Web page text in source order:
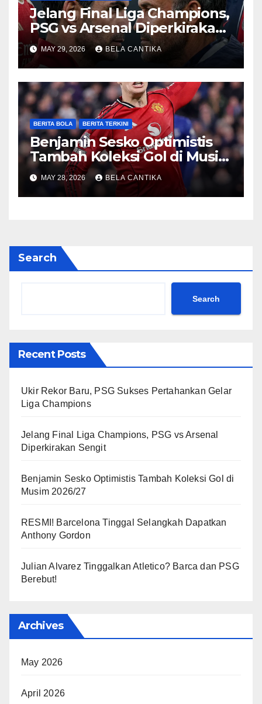
Jelang Final Liga Champions,
PSG vs Arsenal Diperkirakan
Sengit
MAY 29, 2026 BELA CANTIKA
BERITA BOLA BERITA TERKINI
Benjamin Sesko Optimistis
Tambah Koleksi Gol di Musim
2026/27
MAY 28, 2026 BELA CANTIKA
Search
Search
Recent Posts
Ukir Rekor Baru, PSG Sukses Pertahankan Gelar
Liga Champions
Jelang Final Liga Champions, PSG vs Arsenal
Diperkirakan Sengit
Benjamin Sesko Optimistis Tambah Koleksi Gol di
Musim 2026/27
RESMI! Barcelona Tinggal Selangkah Dapatkan
Anthony Gordon
Julian Alvarez Tinggalkan Atletico? Barca dan PSG
Berebut!
Archives
May 2026
April 2026